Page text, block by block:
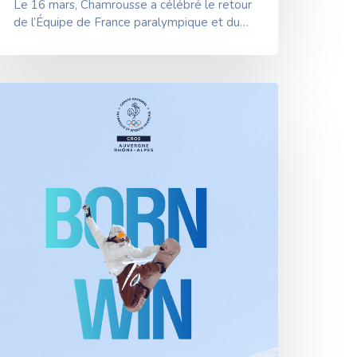
Le 16 mars, Chamrousse a célébré le retour
de l’Équipe de France paralympique et du…